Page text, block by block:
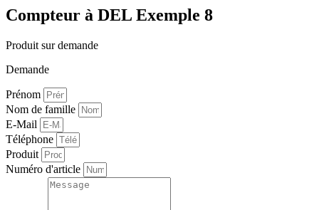
Compteur à DEL Exemple 8
Produit sur demande
Demande
Prénom
Nom de famille
E-Mail
Téléphone
Produit
Numéro d'article